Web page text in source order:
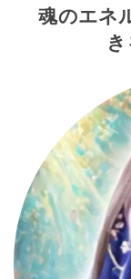
魂のエネ